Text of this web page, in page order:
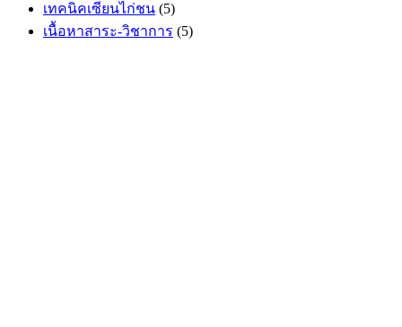
เทคนิคเซียนไก่ชน (5)
เนื้อหาสาระ-วิชาการ (5)